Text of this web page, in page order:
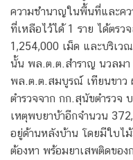
ความชำนาญในพื้นที่และค
ที่เหลือไว้ได้ 1 ราย ได้ตรว
1,254,000 เม็ด และบริเว
นั้น พล.ต.ต.สำราญ นวลมา
พล.ต.ต.สมบูรณ์ เทียนขาว
ตำรวจจาก กก.สุนัขตำรวจ
เหตุพบยาบ้าอีกจำนวน
อยู่ด้านหลังบ้าน โดยมีใบไ
ต้องหา พร้อมยาเสพติดของ